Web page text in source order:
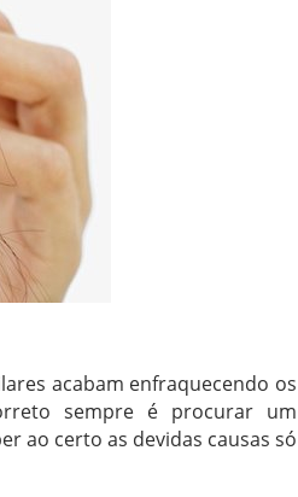
acabam enfraquecendo os
sempre é procurar um
ao certo as devidas causas só